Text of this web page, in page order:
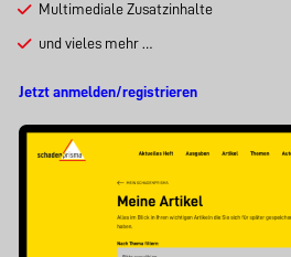
Multimediale Zusatzinhalte
und vieles mehr …
Jetzt anmelden/registrieren